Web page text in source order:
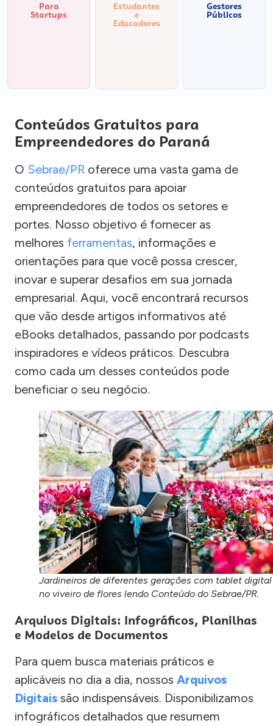
Para
Startups
Estudantes
e
Educadores
Gestores
Públicos
Conteúdos Gratuitos para
Empreendedores do Paraná
O Sebrae/PR oferece uma vasta gama de
conteúdos gratuitos para apoiar
empreendedores de todos os setores e
portes. Nosso objetivo é fornecer as
melhores ferramentas, informações e
orientações para que você possa crescer,
inovar e superar desafios em sua jornada
empresarial. Aqui, você encontrará recursos
que vão desde artigos informativos até
eBooks detalhados, passando por podcasts
inspiradores e vídeos práticos. Descubra
como cada um desses conteúdos pode
beneficiar o seu negócio.
Jardineiros de diferentes gerações com tablet digital
no viveiro de flores lendo Conteúdo do Sebrae/PR.
Arquivos Digitais: Infográficos, Planilhas
e Modelos de Documentos
Para quem busca materiais práticos e
aplicáveis no dia a dia, nossos Arquivos
Digitais são indispensáveis. Disponibilizamos
infográficos detalhados que resumem